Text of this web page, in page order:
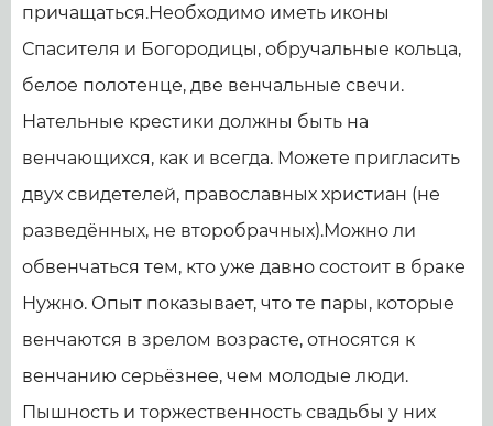
причащаться.Необходимо иметь иконы
Спасителя и Богородицы, обручальные кольца,
белое полотенце, две венчальные свечи.
Нательные крестики должны быть на
венчающихся, как и всегда. Можете пригласить
двух свидетелей, православных христиан (не
разведённых, не второбрачных).Можно ли
обвенчаться тем, кто уже давно состоит в браке
Нужно. Опыт показывает, что те пары, которые
венчаются в зрелом возрасте, относятся к
венчанию серьёзнее, чем молодые люди.
Пышность и торжественность свадьбы у них